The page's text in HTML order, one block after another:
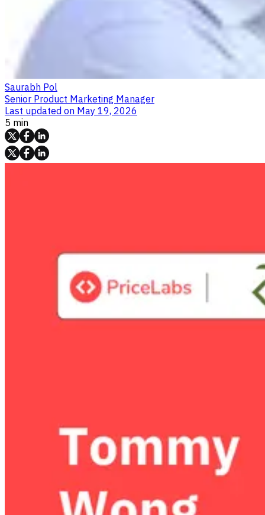
Saurabh Pol
Senior Product Marketing Manager
Last updated on May 19, 2026
5 min